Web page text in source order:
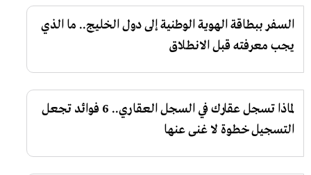
السفر ببطاقة الهوية الوطنية إلى دول الخليج.. ما الذي
يجب معرفته قبل الانطلاق
لماذا تسجل عقارك في السجل العقاري.. 6 فوائد تجعل
التسجيل خطوة لا غنى عنها